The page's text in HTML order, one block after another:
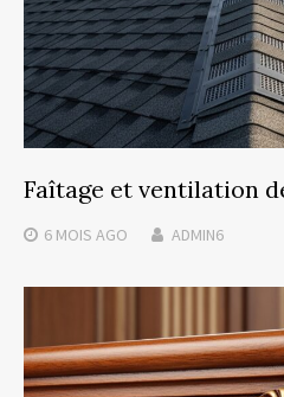
Faîtage et ventilation
6 MOIS AGO ADMIN6